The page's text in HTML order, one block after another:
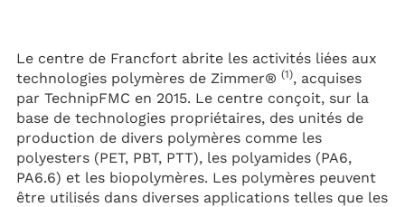
Le centre de Francfort abrite les activités liées aux
technologies polymères de Zimmer® (1), acquises
par TechnipFMC en 2015. Le centre conçoit, sur la
base de technologies propriétaires, des unités de
production de divers polymères comme les
polyesters (PET, PBT, PTT), les polyamides (PA6,
PA6.6) et les biopolymères. Les polymères peuvent
être utilisés dans diverses applications telles que les